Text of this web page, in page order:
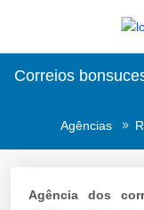
Correios
Agências
Agência dos